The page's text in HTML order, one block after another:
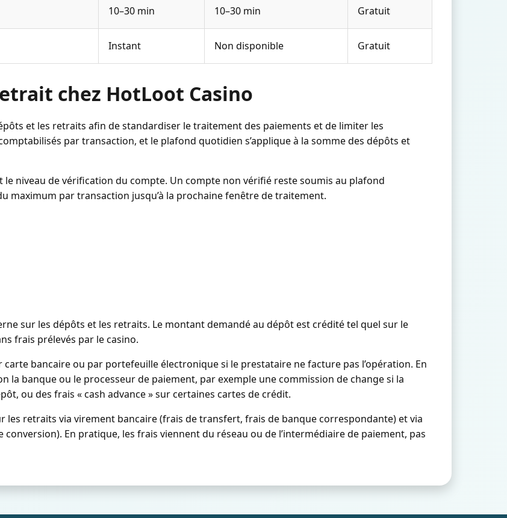
10–30 min 10–30 min Gratuit
Instant Non disponible Gratuit
chez HotLoot Casino
et les retraits afin de standardiser le traitement des paiements et de limiter les
par transaction, et le plafond quotidien s’applique à la somme des dépôts et
niveau de vérification du compte. Un compte non vérifié reste soumis au plafond
maximum par transaction jusqu’à la prochaine fenêtre de traitement.
sur les dépôts et les retraits. Le montant demandé au dépôt est crédité tel quel sur le
frais prélevés par le casino.
carte bancaire ou par portefeuille électronique si le prestataire ne facture pas l’opération. En
la banque ou le processeur de paiement, par exemple une commission de change si la
ou des frais « cash advance » sur certaines cartes de crédit.
les retraits via virement bancaire (frais de transfert, frais de banque correspondante) et via
En pratique, les frais viennent du réseau ou de l’intermédiaire de paiement, pas